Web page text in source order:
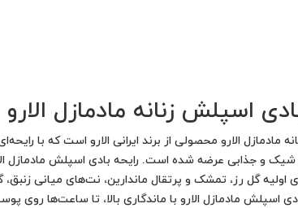
اسپلش زنانه مادمازل الارو
و جذابی عرضه شده است. رایحه بادی اسپلش مادمازل
اولیه گل رز، تمشک و پرتقال ماندارین، نت‌های میانی
اسپلش مادمازل الارو با ماندگاری بالا، تا ساعت‌ها